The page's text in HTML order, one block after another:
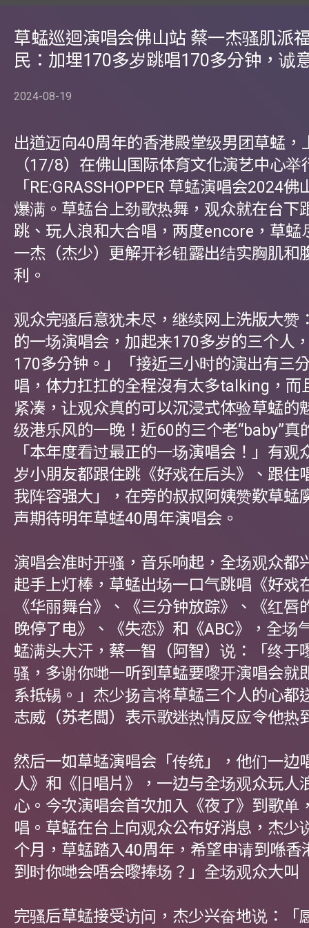
草蜢巡迴演唱会佛山站 蔡一杰骚肌派
民：加埋170多岁跳唱170多分钟，诚
2024-08-19
出道迈向40周年的香港殿堂级男团草蜢，
（17/8）在佛山国际体育文化演艺中心举
「RE:GRASSHOPPER 草蜢演唱会2024
爆满。草蜢台上劲歌热舞，观众就在台下
跳、玩人浪和大合唱，两度encore，草蜢
一杰（杰少）更解开衫钮露出结实胸肌和
利。
观众完骚后意犹未尽，继续网上洗版大赞
的一场演唱会，加起来170多岁的三个人
170多分钟。」「接近三小时的演出有三
唱，体力扛扛的全程沒有太多talking，而
紧凑，让观众真的可以沉浸式体验草蜢的
级港乐风的一晚！近60的三个老“baby”真
「本年度看过最正的一场演唱会！」有观
岁小朋友都跟住跳《好戏在后头》、跟住
我阵容强大」，在旁的叔叔阿姨赞歎草蜢
声期待明年草蜢40周年演唱会。
演唱会准时开骚，音乐响起，全场观众都
起手上灯棒，草蜢出场一口气跳唱《好戏
《华丽舞台》、《三分钟放踪》、《红唇
晚停了电》、《失恋》和《ABC》，全场
蜢满头大汗，蔡一智（阿智）说：「终于
骚，多谢你哋一听到草蜢要嚟开演唱会就
系抵锡。」杰少扬言将草蜢三个人的心都
志威（苏老闆）表示歌迷热情反应令他热
然后一如草蜢演唱会「传统」，他们一边
人》和《旧唱片》，一边与全场观众玩人
心。今次演唱会首次加入《夜了》到歌单
唱。草蜢在台上向观众公布好消息，杰少
个月，草蜢踏入40周年，希望申请到喺香
到时你哋会唔会嚟捧场？」全场观众大叫
完骚后草蜢接受访问，杰少兴奋地说：「